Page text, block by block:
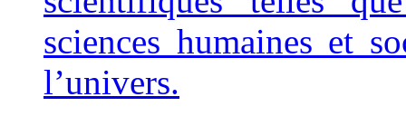
sciences humaines et
l’univers.